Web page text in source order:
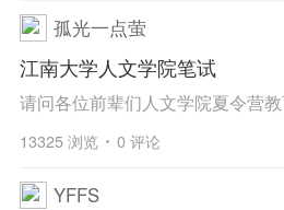
孤光一点萤
江南大学人文学院笔试
13325 浏览 0 评论
YFFS